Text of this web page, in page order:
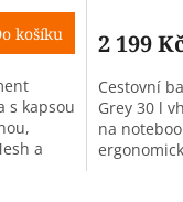
košíku
s kapsou
a
2 199
Cestovní
Grey 30 l
na